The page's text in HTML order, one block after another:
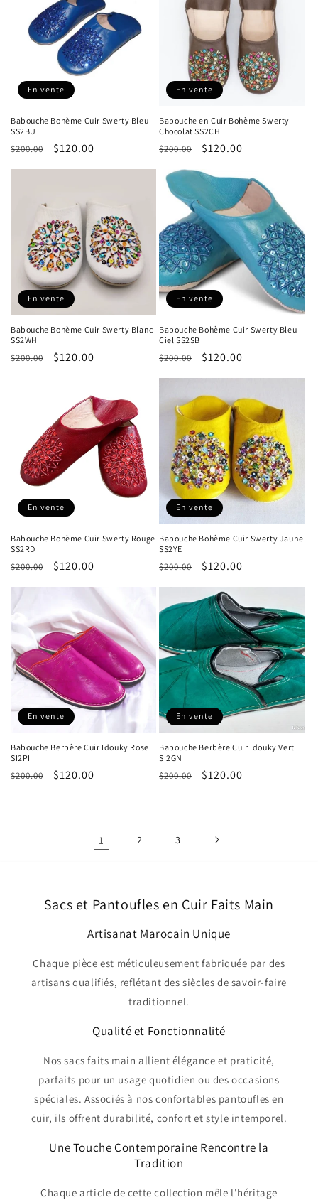
En vente
Babouche Bohème Cuir Swerty Bleu
SS2BU
Prix
$200.00
Prix
$120.00
En vente
Babouche en Cuir Bohème Swerty
Chocolat SS2CH
Prix
$200.00
Prix
$120.00
En vente
Babouche Bohème Cuir Swerty Blanc
SS2WH
Prix
$200.00
Prix
$120.00
En vente
Babouche Bohème Cuir Swerty Bleu
Ciel SS2SB
Prix
$200.00
Prix
$120.00
En vente
Babouche Bohème Cuir Swerty Rouge
SS2RD
Prix
$200.00
Prix
$120.00
En vente
Babouche Bohème Cuir Swerty Jaune
SS2YE
Prix
$200.00
Prix
$120.00
En vente
Babouche Berbère Cuir Idouky Rose
SI2PI
Prix
$200.00
Prix
$120.00
En vente
Babouche Berbère Cuir Idouky Vert
SI2GN
Prix
$200.00
Prix
$120.00
1 2 3
Sacs et Pantoufles en Cuir Faits Main
Artisanat Marocain Unique
Chaque pièce est méticuleusement fabriquée par des
artisans qualifiés, reflétant des siècles de savoir-faire
traditionnel.
Qualité et Fonctionnalité
Nos sacs faits main allient élégance et praticité,
parfaits pour un usage quotidien ou des occasions
spéciales. Associés à nos confortables pantoufles en
cuir, ils offrent durabilité, confort et style intemporel.
Une Touche Contemporaine Rencontre la
Tradition
Chaque article de cette collection mêle l'héritage